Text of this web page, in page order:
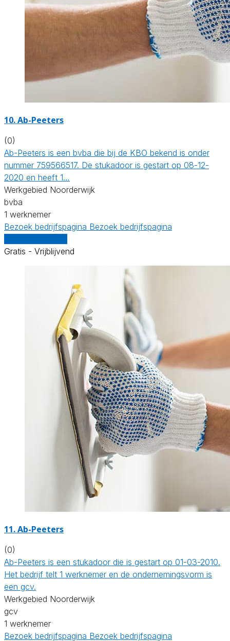
10. Ab-Peeters
(0)
Ab-Peeters is een bvba die bij de KBO bekend is onder
nummer 759566517. De stukadoor is gestart op 08-12-
2020 en heeft 1…
Werkgebied Noorderwijk
bvba
1 werknemer
Bezoek bedrijfspagina Bezoek bedrijfspagina
Gratis - Vrijblijvend
11. Ab-Peeters
(0)
Ab-Peeters is een stukadoor die is gestart op 01-03-2010.
Het bedrijf telt 1 werknemer en de ondernemingsvorm is
een gcv.
Werkgebied Noorderwijk
gcv
1 werknemer
Bezoek bedrijfspagina Bezoek bedrijfspagina